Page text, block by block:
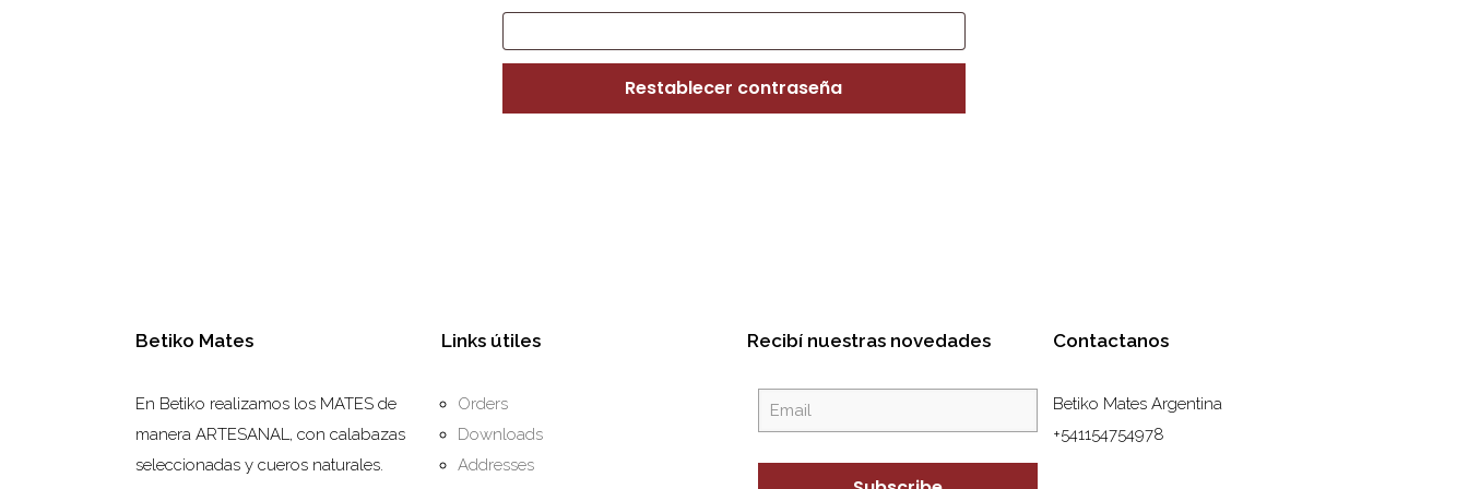
Restablecer contraseña
Betiko Mates
En Betiko realizamos los MATES de
manera ARTESANAL, con calabazas
seleccionadas y cueros naturales.
Links útiles
Orders
Downloads
Addresses
Recibí nuestras novedades Contactanos
Betiko Mates Argentina
+541154754978